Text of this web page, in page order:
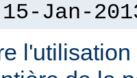
Jan-